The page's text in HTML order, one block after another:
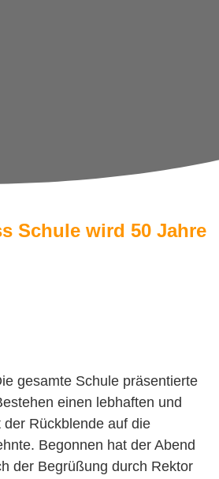
Schule wird 50 Jahre
gesamte Schule präsentierte
einen lebhaften und
Rückblende auf die
Begonnen hat der Abend
der Begrüßung durch Rektor